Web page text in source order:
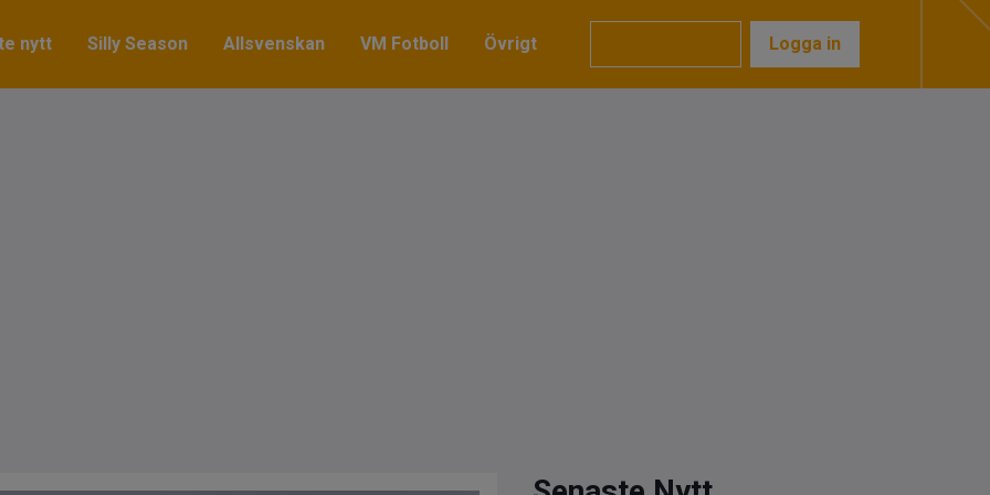
nytt Silly Season Allsvenskan VM Fotboll Övrigt Logga in